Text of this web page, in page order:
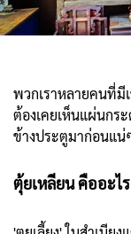
พวกเราหลายคนที่มี
ต้องเคยเห็นแผ่นกร
ข้างประตูมาก่อนแน่
ตุ้ยเหลียน คืออะไร